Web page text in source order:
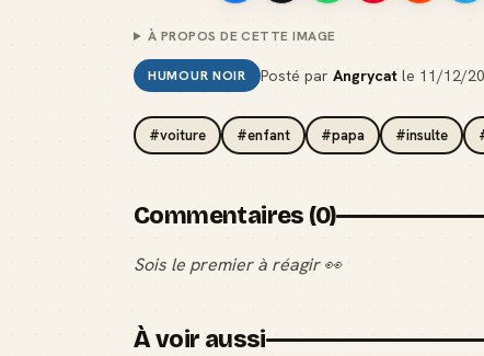
À PROPOS DE CETTE IMAGE
HUMOUR NOIR Posté par Angrycatle 11/12/
#voiture #enfant #papa #insulte
Commentaires (0)
Sois le premier à réagir 👀
À voir aussi